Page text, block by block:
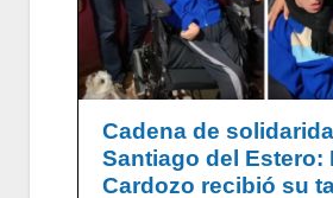
Cadena de
Santiago del Estero:
Cardozo recibió su